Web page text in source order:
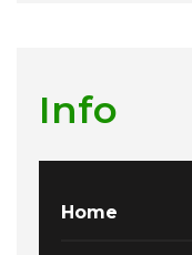
Info
Home